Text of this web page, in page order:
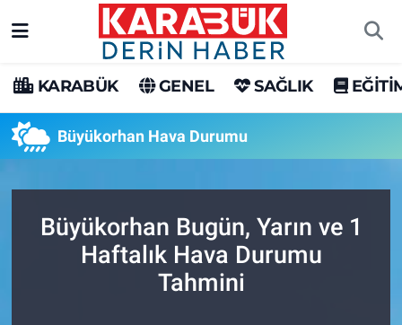
KARABÜK GENEL SAĞLIK
Büyükorhan Hava Durumu
Büyükorhan Bugün, Yarın ve 1
Haftalık Hava Durumu
Tahmini
Karabük Hava Durumu
Karabük Trafik Yoğunluk Haritası
Tüm Manşetler
Son Dakika Haberleri